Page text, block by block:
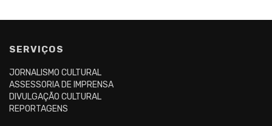
SERVIÇOS
JORNALISMO CULTURAL
ASSESSORIA DE IMPRENSA
DIVULGAÇÃO CULTURAL
REPORTAGENS